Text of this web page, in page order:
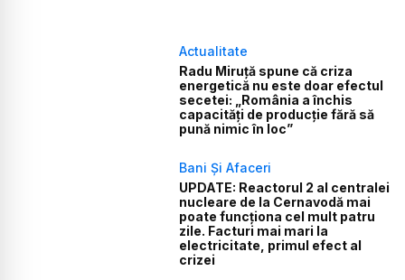
Actualitate
Radu Miruță spune că criza
energetică nu este doar efectul
secetei: „România a închis
capacități de producție fără să
pună nimic în loc”
Bani Și Afaceri
UPDATE: Reactorul 2 al centralei
nucleare de la Cernavodă mai
poate funcționa cel mult patru
zile. Facturi mai mari la
electricitate, primul efect al
crizei